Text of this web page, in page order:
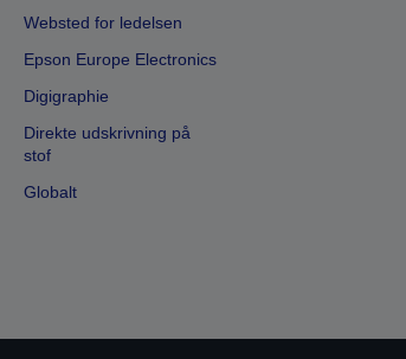
Websted for ledelsen
Epson Europe Electronics
Digigraphie
Direkte udskrivning på
stof
Globalt